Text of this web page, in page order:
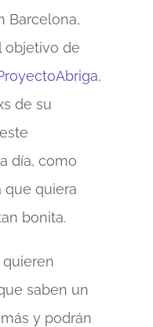
Barcelona,
objetivo de
,
de su
día, como
que quiera
bonita.
saben un
y podrán